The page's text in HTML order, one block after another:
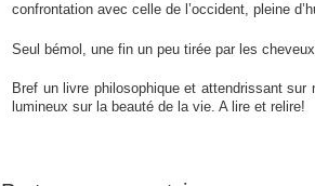
confrontation avec celle de l’occident, pleine
Seul bémol, une fin un peu tirée par les
Bref un livre philosophique et attendrissant
lumineux sur la beauté de la vie. A lire et relire!